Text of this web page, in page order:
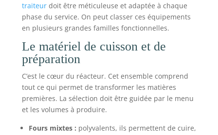
traiteurdoit être méticuleuse et adaptée à chaque
phase du service. On peut classer ces équipements
en plusieurs grandes familles fonctionnelles.
Le matériel de cuisson et de
préparation
C’est le cœur du réacteur. Cet ensemble comprend
tout ce qui permet de transformer les matières
premières. La sélection doit être guidée par le menu
et les volumes à produire.
Fours mixtes : polyvalents, ils permettent de cuire,